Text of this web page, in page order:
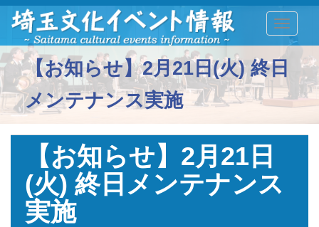
【お知らせ】2月21日(火) 終日
メンテナンス実施
【お知らせ】2月21日
(火) 終日メンテナンス
実施